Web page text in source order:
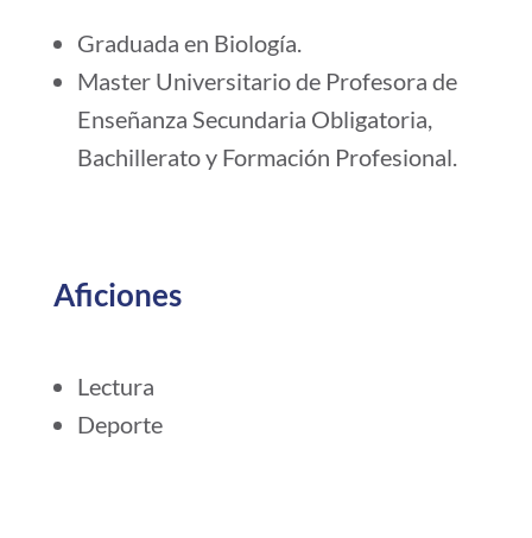
Graduada en Biología.
Master Universitario de Profesora de
Enseñanza Secundaria Obligatoria,
Bachillerato y Formación Profesional.
Aficiones
Lectura
Deporte